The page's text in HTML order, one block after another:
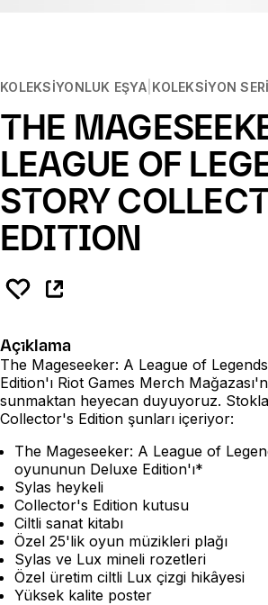
KOLEKSIYONLUK EŞYA KOLEKSIYON
THE
LEAGUE OF
STORY
EDITION
Açıklama
The Mageseeker: A League of
Edition'ı Riot Games Merch
sunmaktan heyecan duyuyoruz.
Collector's Edition şunları içeriyor:
The Mageseeker: A League of
oyununun Deluxe Edition'ı*
Sylas heykeli
Collector's Edition kutusu
Ciltli sanat kitabı
Özel 25'lik oyun müzikleri plağı
Sylas ve Lux mineli rozetleri
Özel üretim ciltli Lux çizgi hikâyesi
Yüksek kalite poster